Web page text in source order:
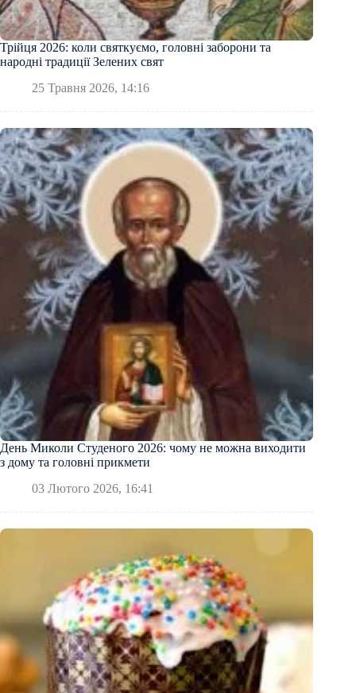
Трійця 2026: коли святкуємо, головні заборони та
народні традиції Зелених свят
25 Травня 2026, 14:16
День Миколи Студеного 2026: чому не можна виходити
з дому та головні прикмети
03 Лютого 2026, 16:41